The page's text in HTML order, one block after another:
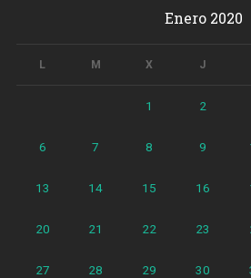
Enero 2020
L M X J
1 2
6 7 8 9
13 14 15 16
20 21 22 23
27 28 29 30